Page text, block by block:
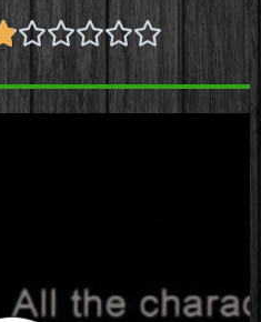
